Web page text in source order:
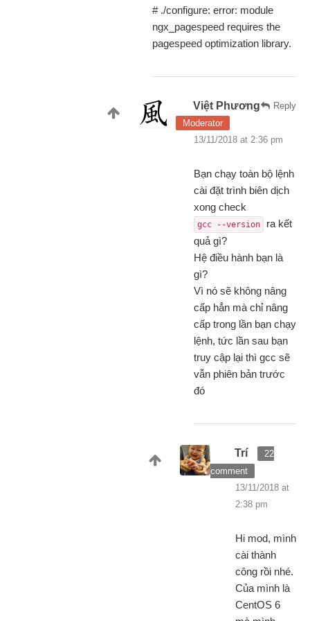
# ./configure: error: module
ngx_pagespeed requires the
pagespeed optimization library.
Reply
Việt Phương
Moderator
13/11/2018 at 2:36 pm
Bạn chạy toàn bộ lệnh
cài đặt trình biên dịch
xong check
gcc --version
ra kết
quả gì?
Hệ điều hành bạn là
gì?
Vì nó sẽ không nâng
cấp hẳn mà chỉ nâng
cấp trong lần bạn chạy
lệnh, tức lần sau bạn
truy cập lại thì gcc sẽ
vẫn phiên bản trước
đó
Trí
22
comment
13/11/2018 at
2:38 pm
Hi mod, mình
cài thành
công rồi nhé.
Của mình là
CentOS 6